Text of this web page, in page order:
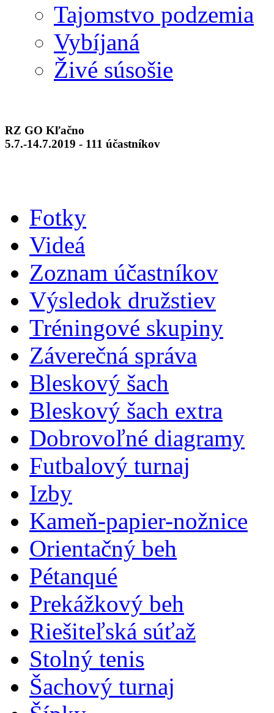
Tajomstvo podzemia
Vybíjaná
Živé súsošie
RZ GO Kľačno
5.7.-14.7.2019 - 111 účastníkov
Fotky
Videá
Zoznam účastníkov
Výsledok družstiev
Tréningové skupiny
Záverečná správa
Bleskový šach
Bleskový šach extra
Dobrovoľné diagramy
Futbalový turnaj
Izby
Kameň-papier-nožnice
Orientačný beh
Pétanqué
Prekážkový beh
Riešiteľská súťaž
Stolný tenis
Šachový turnaj